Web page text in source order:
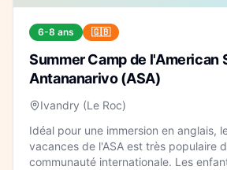
6-8 ans 🇬🇧
Summer Camp de l'American
Antananarivo (ASA)
Ivandry (Le Roc)
Idéal pour une immersion en anglais,
vacances de l'ASA est très populaire
communauté internationale. Les